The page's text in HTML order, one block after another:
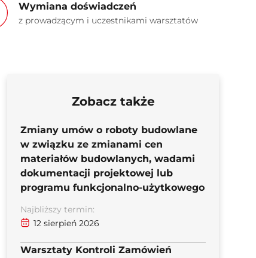
Wymiana doświadczeń
z prowadzącym i uczestnikami warsztatów
Zobacz także
Zmiany umów o roboty budowlane
w związku ze zmianami cen
materiałów budowlanych, wadami
dokumentacji projektowej lub
programu funkcjonalno-użytkowego
Najbliższy termin:
12 sierpień 2026
Warsztaty Kontroli Zamówień